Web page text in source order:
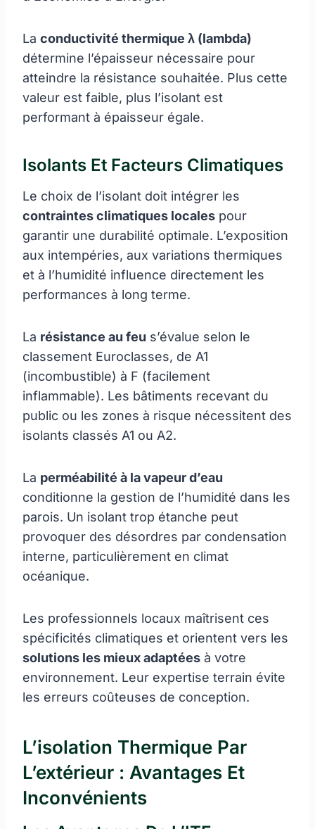
La conductivité thermique λ (lambda)
détermine l’épaisseur nécessaire pour
atteindre la résistance souhaitée. Plus cette
valeur est faible, plus l’isolant est
performant à épaisseur égale.
Isolants Et Facteurs Climatiques
Le choix de l’isolant doit intégrer les
contraintes climatiques locales pour
garantir une durabilité optimale. L’exposition
aux intempéries, aux variations thermiques
et à l’humidité influence directement les
performances à long terme.
La résistance au feu s’évalue selon le
classement Euroclasses, de A1
(incombustible) à F (facilement
inflammable). Les bâtiments recevant du
public ou les zones à risque nécessitent des
isolants classés A1 ou A2.
La perméabilité à la vapeur d’eau
conditionne la gestion de l’humidité dans les
parois. Un isolant trop étanche peut
provoquer des désordres par condensation
interne, particulièrement en climat
océanique.
Les professionnels locaux maîtrisent ces
spécificités climatiques et orientent vers les
solutions les mieux adaptées à votre
environnement. Leur expertise terrain évite
les erreurs coûteuses de conception.
L’isolation Thermique Par
L’extérieur : Avantages Et
Inconvénients